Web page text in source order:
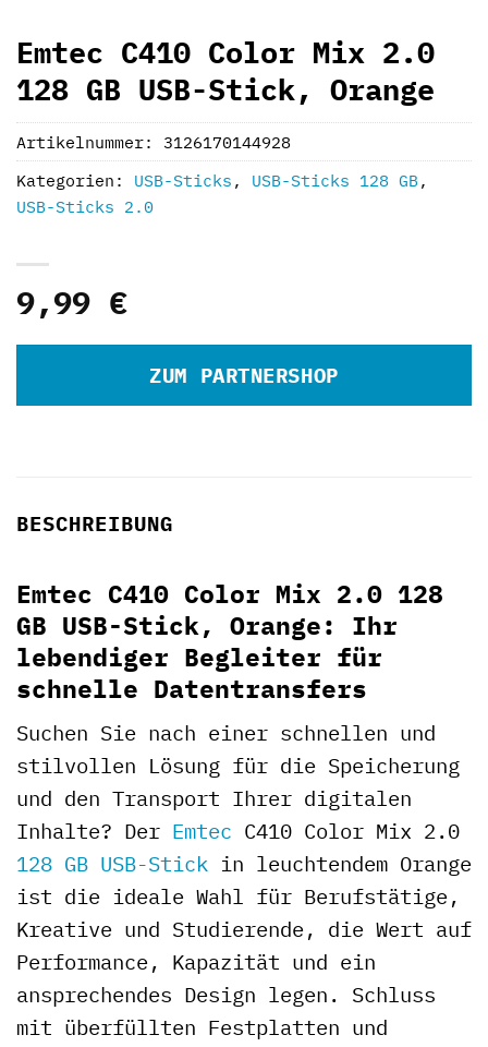
Emtec C410 Color Mix 2.0
128 GB USB-Stick, Orange
9,99 €
ZUM PARTNERSHOP
Artikelnummer: 3126170144928
Kategorien: USB-Sticks , USB-Sticks 128 GB ,
USB-Sticks 2.0
BESCHREIBUNG
Emtec C410 Color Mix 2.0 128
GB USB-Stick, Orange: Ihr
lebendiger Begleiter für
schnelle Datentransfers
Suchen Sie nach einer schnellen und
stilvollen Lösung für die Speicherung
und den Transport Ihrer digitalen
Inhalte? Der Emtec C410 Color Mix 2.0
128 GB USB-Stick in leuchtendem Orange
ist die ideale Wahl für Berufstätige,
Kreative und Studierende, die Wert auf
Performance, Kapazität und ein
ansprechendes Design legen. Schluss
mit überfüllten Festplatten und